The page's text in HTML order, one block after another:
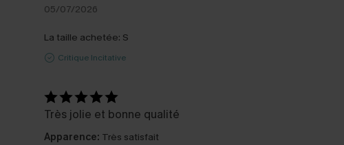
05/07/2026
La taille achetée: S
Critique Incitative
Très jolie et bonne qualité
Apparence: Très satisfait